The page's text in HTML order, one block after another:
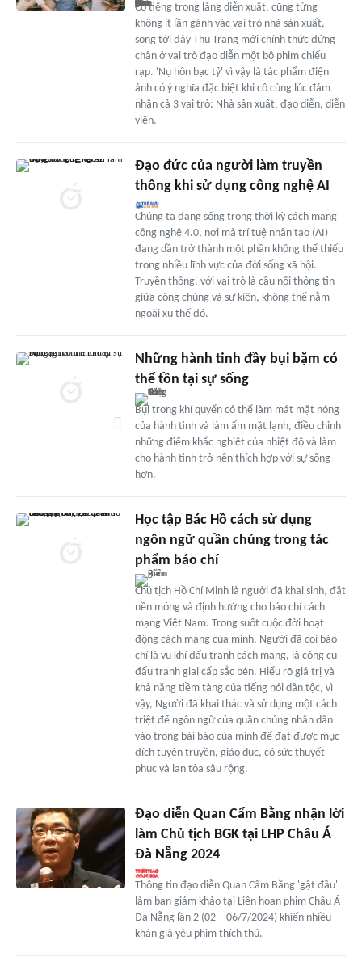
Có tiếng trong làng diễn xuất, cũng từng
không ít lần gánh vác vai trò nhà sản xuất,
song tới đây Thu Trang mới chính thức đứng
chân ở vai trò đạo diễn một bộ phim chiếu
rạp. 'Nụ hôn bạc tỷ' vì vậy là tác phẩm điện
ảnh có ý nghĩa đặc biệt khi cô cùng lúc đảm
nhận cả 3 vai trò: Nhà sản xuất, đạo diễn, diễn
viên.
Đạo đức của người làm truyền
thông khi sử dụng công nghệ AI
Chúng ta đang sống trong thời kỳ cách mạng
công nghệ 4.0, nơi mà trí tuệ nhân tạo (AI)
đang dần trở thành một phần không thể thiếu
trong nhiều lĩnh vực của đời sống xã hội.
Truyền thông, với vai trò là cầu nối thông tin
giữa công chúng và sự kiện, không thể nằm
ngoài xu thế đó.
Những hành tinh đầy bụi bặm có
thể tồn tại sự sống
Bụi trong khí quyển có thể làm mát mặt nóng
của hành tinh và làm ấm mặt lạnh, điều chỉnh
những điểm khắc nghiệt của nhiệt độ và làm
cho hành tinh trở nên thích hợp với sự sống
hơn.
Học tập Bác Hồ cách sử dụng
ngôn ngữ quần chúng trong tác
phẩm báo chí
Chủ tịch Hồ Chí Minh là người đã khai sinh, đặt
nền móng và định hướng cho báo chí cách
mạng Việt Nam. Trong suốt cuộc đời hoạt
động cách mạng của mình, Người đã coi báo
chí là vũ khí đấu tranh cách mạng, là công cụ
đấu tranh giai cấp sắc bén. Hiểu rõ giá trị và
khả năng tiềm tàng của tiếng nói dân tộc, vì
vậy, Người đã khai thác và sử dụng một cách
triệt để ngôn ngữ của quần chúng nhân dân
vào trong bài báo của mình để đạt được mục
đích tuyên truyền, giáo dục, có sức thuyết
phục và lan tỏa sâu rộng.
Đạo diễn Quan Cẩm Bằng nhận lời
làm Chủ tịch BGK tại LHP Châu Á
Đà Nẵng 2024
Thông tin đạo diễn Quan Cẩm Bằng 'gật đầu'
làm ban giám khảo tại Liên hoan phim Châu Á
Đà Nẵng lần 2 (02 – 06/7/2024) khiến nhiều
khán giả yêu phim thích thú.